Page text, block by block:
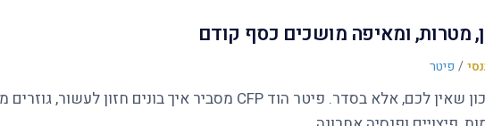
מטרות, ומאיפה מושכים כסף קודם
/ פיטר